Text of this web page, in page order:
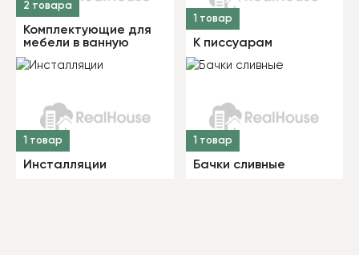
2 товара
Комплектующие для
мебели в ванную
1 товар
К писсуарам
1 товар
Инсталляции
1 товар
Бачки сливные